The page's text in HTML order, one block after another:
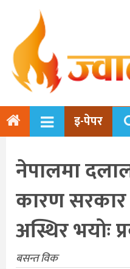
इ-पेपर
नेपालमा
कारण सरकार
अस्थिर भयोः
बसन्त विक